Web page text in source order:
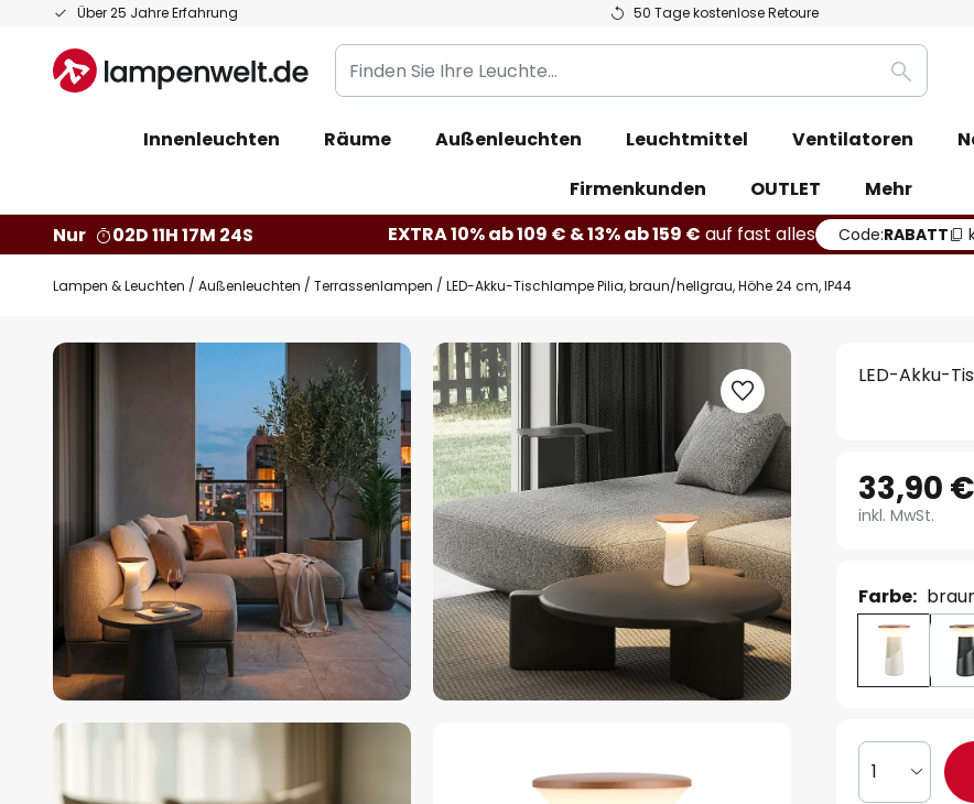
Über 25 Jahre Erfahrung 50 Tage kostenlose Retoure
Zum
springen
Finden
Sie
Leuchte...
Suche
Innenleuchten Räume Außenleuchten Leuchtmittel Ventilatoren
Firmenkunden
OUTLET
Mehr
Nur
02D 11H 17M 23S EXTRA 10% ab 109 € & 13% ab 159 € auf fast alles Code:RABATT
Lampen & Leuchten Außenleuchten Terrassenlampen LED-Akku-Tischlampe Pilia, braun/hellgrau, Höhe 24 cm, IP44
Zum
LED-Akku-
33,90 €
inkl. MwSt.
Farbe:
1